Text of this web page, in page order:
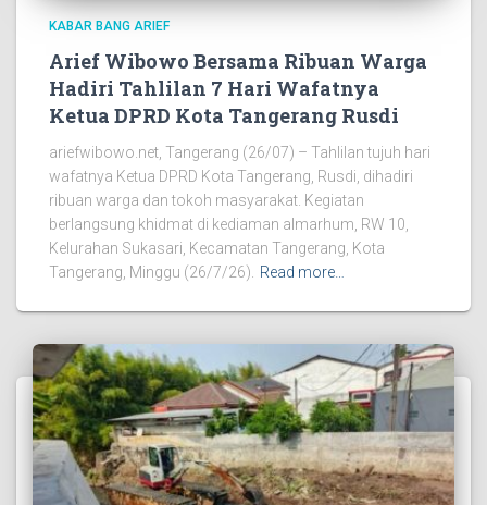
KABAR BANG ARIEF
Arief Wibowo Bersama Ribuan Warga
Hadiri Tahlilan 7 Hari Wafatnya
Ketua DPRD Kota Tangerang Rusdi
ariefwibowo.net, Tangerang (26/07) – Tahlilan tujuh hari
wafatnya Ketua DPRD Kota Tangerang, Rusdi, dihadiri
ribuan warga dan tokoh masyarakat. Kegiatan
berlangsung khidmat di kediaman almarhum, RW 10,
Kelurahan Sukasari, Kecamatan Tangerang, Kota
Tangerang, Minggu (26/7/26).
Read more…